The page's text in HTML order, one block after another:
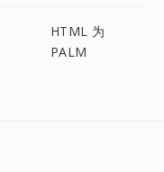
HTML 为
PALM